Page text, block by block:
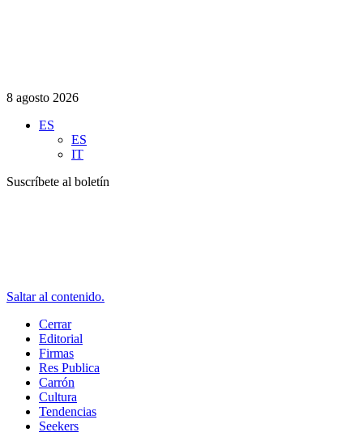
8 agosto 2026
ES
ES
IT
Suscríbete al boletín
Saltar al contenido.
Cerrar
Editorial
Firmas
Res Publica
Carrón
Cultura
Tendencias
Seekers